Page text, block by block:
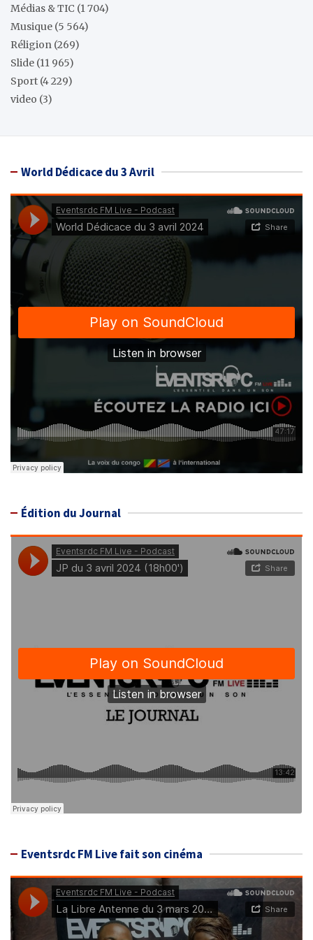
Médias & TIC (1 704)
Musique (5 564)
Réligion (269)
Slide (11 965)
Sport (4 229)
video (3)
World Dédicace du 3 Avril
Édition du Journal
Eventsrdc FM Live fait son cinéma